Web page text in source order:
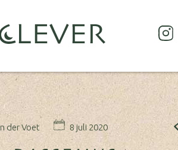
der Voet 8 juli 2020